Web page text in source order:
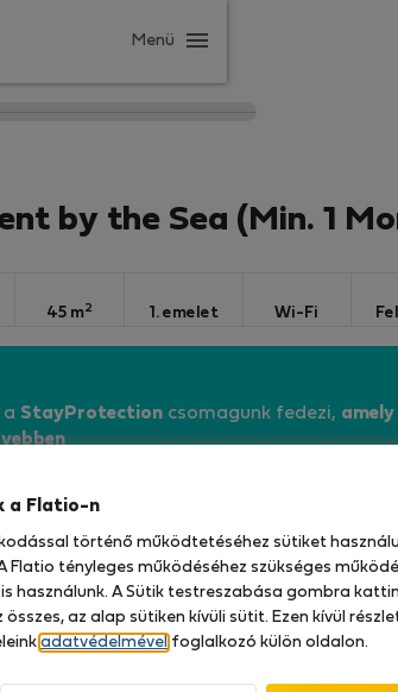
Menü
by the Sea (Min. 1
45 m2 1. emelet Wi-Fi
a StayProtection csomagunk fedezi, amely
amely tökéletesen alkalmas hosszú távú
A természet által körülvett lakás
a Flatio-n
történő működtetéséhez sütiket
Flatio tényleges működéséhez szükséges
használunk. A Sütik testreszabása gombra
az alap sütiken kívüli sütit. Ezen kívül
adatvédelmével foglalkozó külön oldalon.